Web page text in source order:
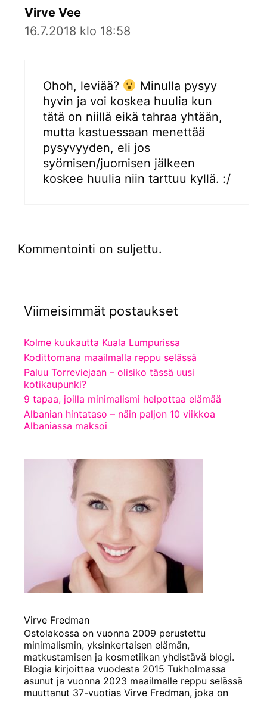
Virve Vee
16.7.2018 klo 18:58
Ohoh, leviää?
Minulla pysyy
hyvin ja voi koskea huulia kun
tätä on niillä eikä tahraa yhtään,
mutta kastuessaan menettää
pysyvyyden, eli jos
syömisen/juomisen jälkeen
koskee huulia niin tarttuu kyllä. :/
Kommentointi on suljettu.
Viimeisimmät postaukset
Kolme kuukautta Kuala Lumpurissa
Kodittomana maailmalla reppu selässä
Paluu Torreviejaan – olisiko tässä uusi
kotikaupunki?
9 tapaa, joilla minimalismi helpottaa elämää
Albanian hintataso – näin paljon 10 viikkoa
Albaniassa maksoi
Virve Fredman
Ostolakossa on vuonna 2009 perustettu
minimalismin, yksinkertaisen elämän,
matkustamisen ja kosmetiikan yhdistävä blogi.
Blogia kirjoittaa vuodesta 2015 Tukholmassa
asunut ja vuonna 2023 maailmalle reppu selässä
muuttanut 37-vuotias Virve Fredman, joka on